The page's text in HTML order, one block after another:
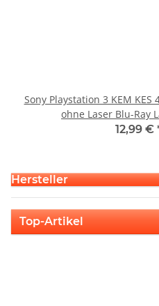
Sony Playstation 3 KEM KES
ohne Laser Blu-Ray
12,99 €
Hersteller
Top-Artikel